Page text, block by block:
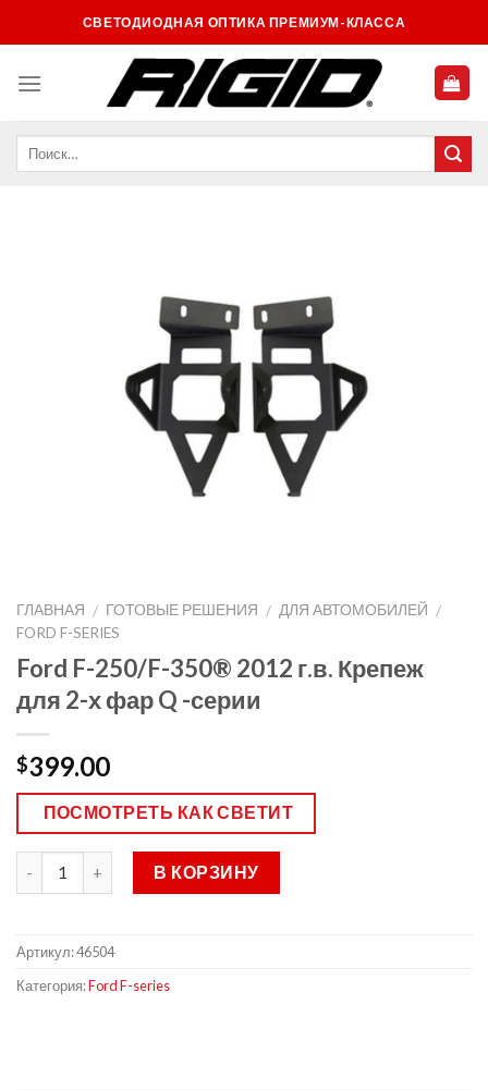
to
СВЕТОДИОДНАЯ ОПТИКА ПРЕМИУМ-КЛАССА
ГЛАВНАЯ / ГОТОВЫЕ РЕШЕНИЯ / ДЛЯ АВТОМОБИЛЕЙ /
FORD F-SERIES
Ford F-250/F-350® 2012 г.в. Крепеж
для 2-х фар Q -серии
$399.00
ПОСМОТРЕТЬ КАК СВЕТИТ
В КОРЗИНУ
Артикул:46504
Категория:Ford F-series